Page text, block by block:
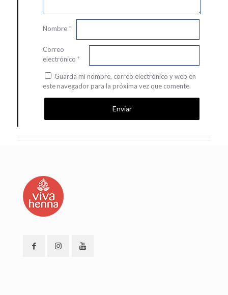
Nombre*
Correo
electrónico *
Guarda mi nombre, correo electrónico y web en
este navegador para la próxima vez que comente.